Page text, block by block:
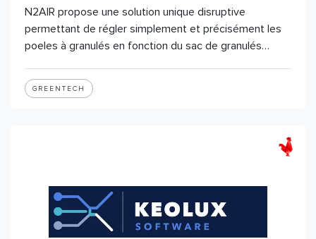
N2AIR propose une solution unique disruptive
permettant de régler simplement et précisément les
poeles à granulés en fonction du sac de granulés…
GREENTECH